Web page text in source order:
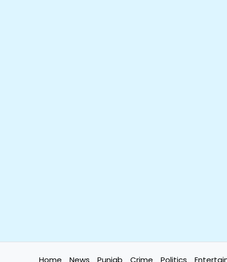
Home News Punjab Crime Politics